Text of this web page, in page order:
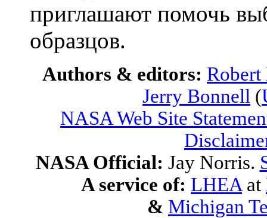
приглашают помочь
образцов.
Authors & editors:
Jerry Bonnell (
NASA Web Site
NASA Official: Jay Norris.
A service of: LHEA at
& Michigan